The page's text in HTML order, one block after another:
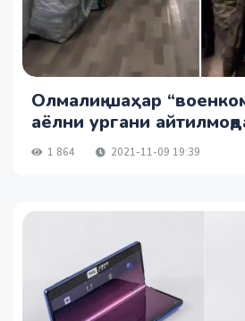
Олмалиқ шаҳар
аёлни ургани
1 864 2021-11-09 19:39